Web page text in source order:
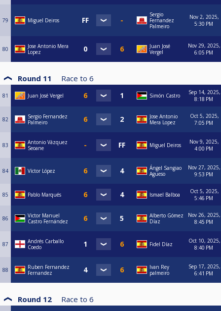
79 Miguel Deiros
Sergio
Fernandez
Palmeiro
Nov 2, 2025,
5:30 PM
80
Jose Antonio Mera
Lopez
Juan José
Vergel
Nov 29, 2025,
6:05 PM
Round 11 Race to 6
81 Juan José Vergel Simón Castro
Sep 14, 2025,
8:18 PM
82
Sergio Fernandez
Palmeiro
Jose Antonio
Mera Lopez
Oct 5, 2025,
7:05 PM
83
Antonio Vázquez
Seoane
Miguel Deiros
Nov 9, 2025,
4:00 PM
84 Víctor López
Ángel Sangiao
Agueso
Nov 27, 2025,
9:53 PM
85 Pablo Marqués Ismael Balboa
Oct 5, 2025,
5:46 PM
86
Victor Manuel
Castro Fernández
Alberto Gómez
Díaz
Nov 26, 2025,
8:45 PM
87
Andrés Carballo
Coedo
Fidel Díaz
Oct 10, 2025,
8:40 PM
88
Ruben Fernandez
Fernandez
Ivan Rey
palmeiro
Sep 17, 2025,
6:41 PM
Round 12 Race to 6